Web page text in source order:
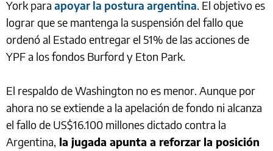
York para apoyar la postura argentina. El objetivo es
lograr que se mantenga la suspensión del fallo que
ordenó al Estado entregar el 51% de las acciones de
YPF a los fondos Burford y Eton Park.
El respaldo de Washington no es menor. Aunque por
ahora no se extiende a la apelación de fondo ni alcanza
el fallo de US$16.100 millones dictado contra la
Argentina, la jugada apunta a reforzar la posición